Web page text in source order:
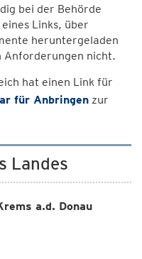
bei der Behörde
Links, über
heruntergeladen
Anforderungen nicht.
hat einen Link für
für Anbringen zur
Landes
a.d. Donau